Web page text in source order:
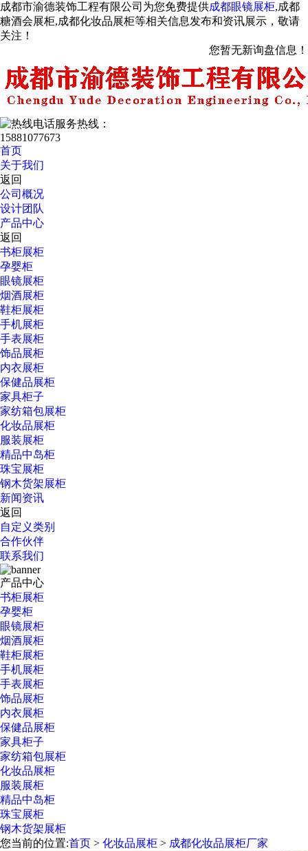
成都市渝德装饰工程有限公司为您免费提供成都眼镜展柜,成都
糖酒会展柜,成都化妆品展柜等相关信息发布和资讯展示，敬请
关注！
您暂无新询盘信息！
服务热线：
15881077673
首页
关于我们
返回
公司概况
设计团队
产品中心
返回
书柜展柜
孕婴柜
眼镜展柜
烟酒展柜
鞋柜展柜
手机展柜
手表展柜
饰品展柜
内衣展柜
保健品展柜
家具柜子
家纺箱包展柜
化妆品展柜
服装展柜
精品中岛柜
珠宝展柜
钢木货架展柜
新闻资讯
返回
自定义类别
合作伙伴
联系我们
产品中心
书柜展柜
孕婴柜
眼镜展柜
烟酒展柜
鞋柜展柜
手机展柜
手表展柜
饰品展柜
内衣展柜
保健品展柜
家具柜子
家纺箱包展柜
化妆品展柜
服装展柜
精品中岛柜
珠宝展柜
钢木货架展柜
您当前的位置:首页 > 化妆品展柜 > 成都化妆品展柜厂家